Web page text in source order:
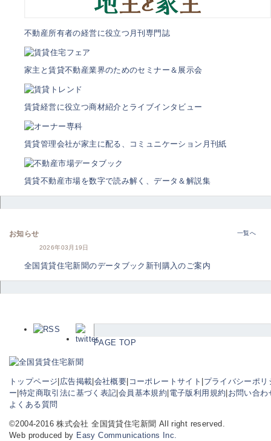
不動産所有者の経営に役立つ月刊専門誌
家主と賃貸不動産業界のためのセミナー＆展示会
賃貸経営に役立つ商材紹介とライブインタビュー
賃貸管理会社が家主に配る、コミュニケーション月刊紙
賃貸不動産市場を数字で読み解く、データ＆解説集
お知らせ 一覧へ
2026年03月19日
全国賃貸住宅新聞のデータブック新刊購入のご案内
PAGE TOP
トップページ 広告掲載 会社概要 コーポレートサイト プライバシーポリ
ー 特定商取引法に基づく表記 会員基本規約 電子版利用規約 お問い合わ
よくある質問
©2004-2016 株式会社 全国賃貸住宅新聞 All right reserved.
Web produced by Easy Communications Inc.